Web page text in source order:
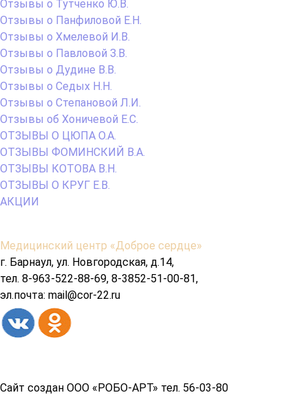
Отзывы о Тутченко Ю.В.
Отзывы о Панфиловой Е.Н.
Отзывы о Хмелевой И.В.
Отзывы о Павловой З.В.
Отзывы о Дудине В.В.
Отзывы о Седых Н.Н.
Отзывы о Степановой Л.И.
Отзывы об Хоничевой Е.С.
ОТЗЫВЫ О ЦЮПА О.А.
ОТЗЫВЫ ФОМИНСКИЙ В.А.
ОТЗЫВЫ КОТОВА В.Н.
ОТЗЫВЫ О КРУГ Е.В.
АКЦИИ
Содержимое
подвала
Медицинский центр «Доброе сердце»
г. Барнаул, ул. Новгородская, д.14,
тел. 8-963-522-88-69, 8-3852-51-00-81,
эл.почта: mail@cor-22.ru
Сайт создан ООО «РОБО-АРТ» тел. 56-03-80